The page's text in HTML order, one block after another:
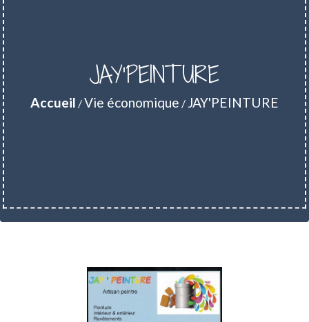
JAY'PEINTURE
Accueil /Vie économique / JAY'PEINTURE